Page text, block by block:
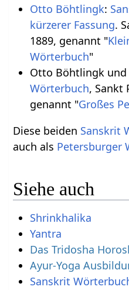
Otto Böhtlingk:
kürzerer Fassung.
1889, genannt "
Wörterbuch"
Otto Böhtlingk und
Wörterbuch, Sankt
genannt "Großes
Diese beiden Sanskrit
auch als Petersburger
Siehe auch
Shrinkhalika
Yantra
Das Tridosha
Ayur-Yoga
Sanskrit